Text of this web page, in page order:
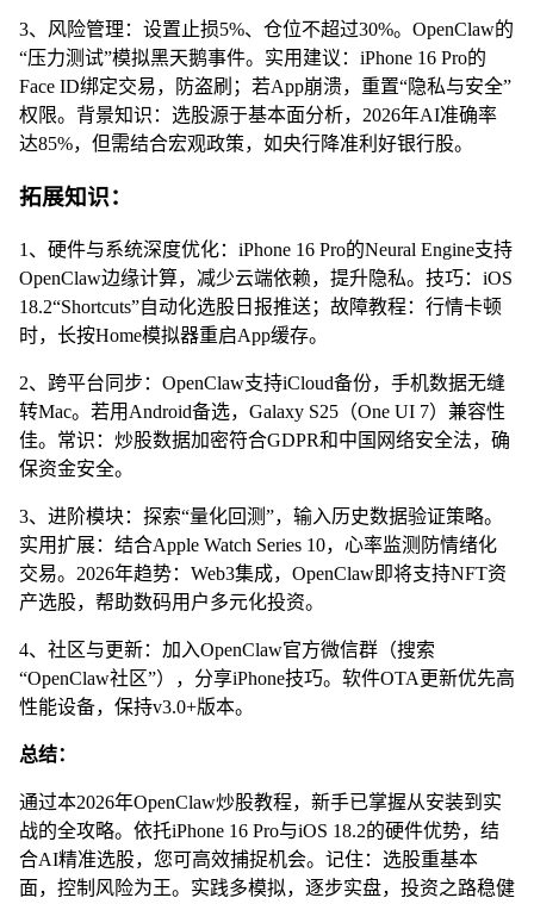
3、风险管理：设置止损5%、仓位不超过30%。OpenClaw的
“压力测试”模拟黑天鹅事件。实用建议：iPhone 16 Pro的
Face ID绑定交易，防盗刷；若App崩溃，重置“隐私与安全”
权限。背景知识：选股源于基本面分析，2026年AI准确率
达85%，但需结合宏观政策，如央行降准利好银行股。
拓展知识：
1、硬件与系统深度优化：iPhone 16 Pro的Neural Engine支持
OpenClaw边缘计算，减少云端依赖，提升隐私。技巧：iOS
18.2“Shortcuts”自动化选股日报推送；故障教程：行情卡顿
时，长按Home模拟器重启App缓存。
2、跨平台同步：OpenClaw支持iCloud备份，手机数据无缝
转Mac。若用Android备选，Galaxy S25（One UI 7）兼容性
佳。常识：炒股数据加密符合GDPR和中国网络安全法，确
保资金安全。
3、进阶模块：探索“量化回测”，输入历史数据验证策略。
实用扩展：结合Apple Watch Series 10，心率监测防情绪化
交易。2026年趋势：Web3集成，OpenClaw即将支持NFT资
产选股，帮助数码用户多元化投资。
4、社区与更新：加入OpenClaw官方微信群（搜索
“OpenClaw社区”），分享iPhone技巧。软件OTA更新优先高
性能设备，保持v3.0+版本。
总结：
通过本2026年OpenClaw炒股教程，新手已掌握从安装到实
战的全攻略。依托iPhone 16 Pro与iOS 18.2的硬件优势，结
合AI精准选股，您可高效捕捉机会。记住：选股重基本
面，控制风险为王。实践多模拟，逐步实盘，投资之路稳健